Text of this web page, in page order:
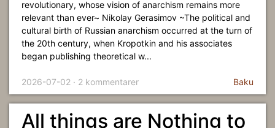
revolutionary, whose vision of anarchism remains more
relevant than ever~ Nikolay Gerasimov ~The political and
cultural birth of Russian anarchism occurred at the turn of
the 20th century, when Kropotkin and his associates
began publishing theoretical w...
2026-07-02 · 2 kommentarer Baku
All things are Nothing to